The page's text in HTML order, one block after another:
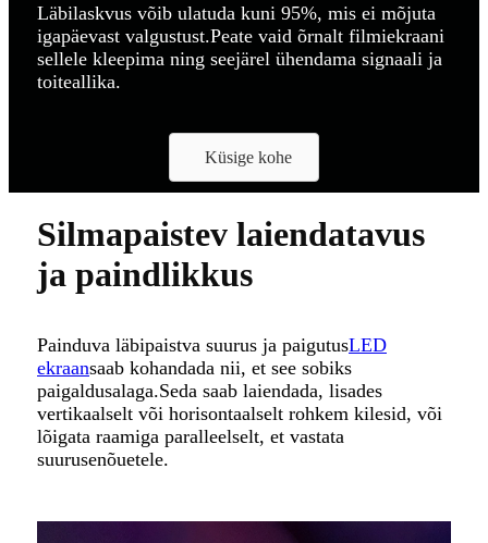
Läbilaskvus võib ulatuda kuni 95%, mis ei mõjuta
igapäevast valgustust.Peate vaid õrnalt filmiekraani
sellele kleepima ning seejärel ühendama signaali ja
toiteallika.
Küsige kohe
Silmapaistev laiendatavus
ja paindlikkus
Painduva läbipaistva suurus ja paigutusLED
ekraansaab kohandada nii, et see sobiks
paigaldusalaga.Seda saab laiendada, lisades
vertikaalselt või horisontaalselt rohkem kilesid, või
lõigata raamiga paralleelselt, et vastata
suurusenõuetele.